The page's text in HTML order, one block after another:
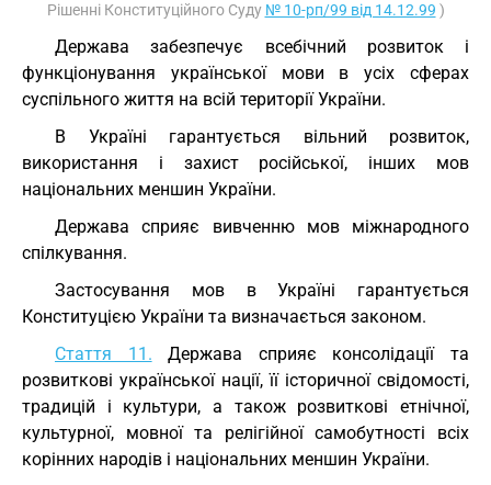
Рішенні Конституційного Суду № 10-рп/99 від 14.12.99 )
Держава забезпечує всебічний розвиток і
функціонування української мови в усіх сферах
суспільного життя на всій території України.
В Україні гарантується вільний розвиток,
використання і захист російської, інших мов
національних меншин України.
Держава сприяє вивченню мов міжнародного
спілкування.
Застосування мов в Україні гарантується
Конституцією України та визначається законом.
Стаття 11. Держава сприяє консолідації та
розвиткові української нації, її історичної свідомості,
традицій і культури, а також розвиткові етнічної,
культурної, мовної та релігійної самобутності всіх
корінних народів і національних меншин України.